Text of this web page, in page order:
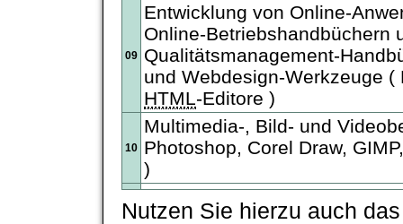
09
Entwicklung von Online-
Online-Betriebshandbüchern
Qualitätsmanagement-
und Webdesign-Werkzeuge (
HTML-Editore )
10
Multimedia-, Bild- und
Photoshop, Corel Draw,
)
Nutzen Sie hierzu auch